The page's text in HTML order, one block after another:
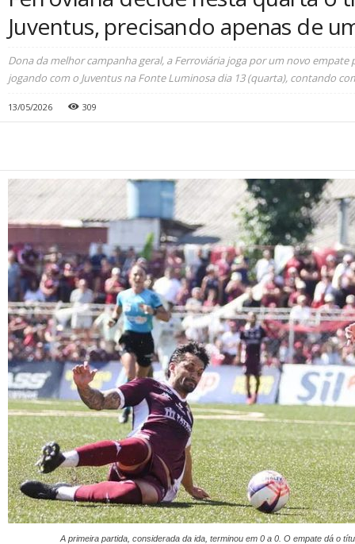
Juventus, precisando apenas de
Dona da melhor campanha geral, a Ferroviária joga por um novo
jogando com o Juventus na Fonte Luminosa dia 13 (quarta), contando
13/05/2026 309
A primeira partida, considerada da ida, terminou em 0 a 0. O empate dá o